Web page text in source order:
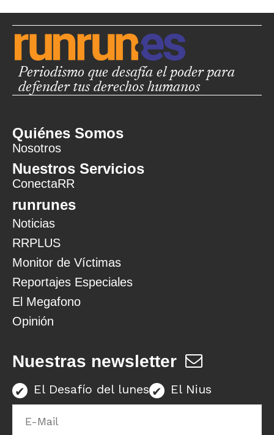
Periodismo que desafía el poder para
defender tus derechos humanos
Quiénes Somos
Nosotros
Nuestros Servicios
ConectaRR
runrunes
Noticias
RRPLUS
Monitor de Víctimas
Reportajes Especiales
El Megafono
Opinión
Nuestras newsletter
El Desafío del lunes El Nius